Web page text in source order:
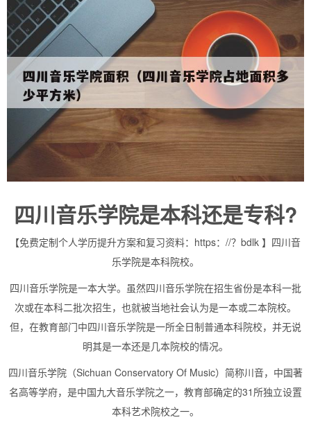
四川音乐学院是本科还是专科?
【免费定制个人学历提升方案和复习资料：https：//？bdlk 】四川音
乐学院是本科院校。
四川音乐学院是一本大学。虽然四川音乐学院在招生省份是本科一批
次或在本科二批次招生，也就被当地社会认为是一本或二本院校。
但，在教育部门中四川音乐学院是一所全日制普通本科院校，并无说
明其是一本还是几本院校的情况。
四川音乐学院（Sichuan Conservatory Of Music）简称川音，中国著
名高等学府，是中国九大音乐学院之一，教育部确定的31所独立设置
本科艺术院校之一。